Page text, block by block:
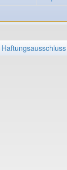
Haftungsausschluss